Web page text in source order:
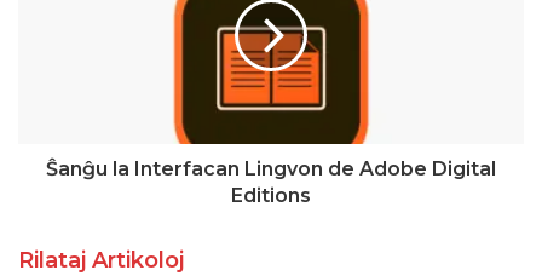
Ŝanĝu la Interfacan Lingvon de Adobe Digital
Editions
Rilataj Artikoloj